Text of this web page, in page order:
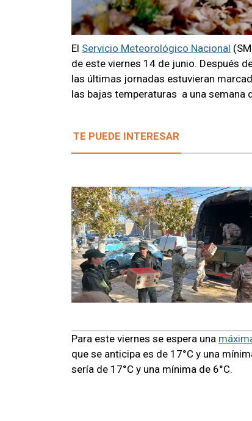
El Servicio Meteorológico Nacional
de este viernes 14 de junio. Después
las últimas jornadas estuvieran
las bajas temperaturas a una semana
TE PUEDE INTERESAR
Para este viernes se espera una
que se anticipa es de 17°C y una
sería de 17°C y una mínima de 6°C.